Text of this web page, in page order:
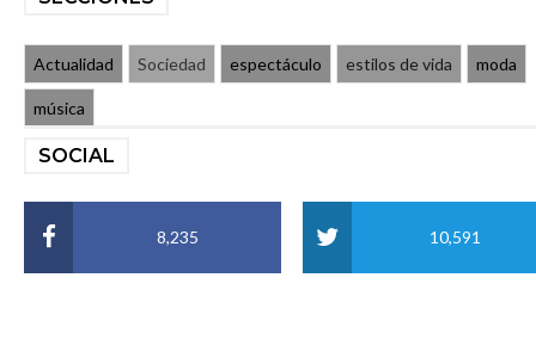
Actualidad Sociedad espectáculo estilos de vida moda
música
SOCIAL
8,235 10,591